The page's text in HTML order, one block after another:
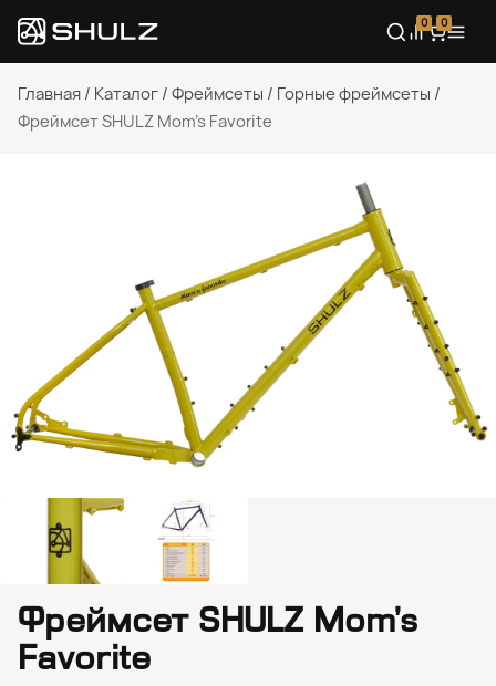
0 0
Главная / Каталог / Фреймсеты / Горные фреймсеты /
Фреймсет SHULZ Mom’s Favorite
Фреймсет SHULZ Mom’s
Favorite